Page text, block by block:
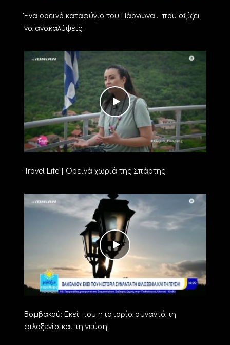
Ένα ορεινό καταφύγιο του Πάρνωνα… που αξίζει
να ανακαλύψεις.
Travel Life | Ορεινά χωριά της Σπάρτης
Βαμβακού: Εκεί που η ιστορία συναντά τη
φιλοξενία και τη γεύση!